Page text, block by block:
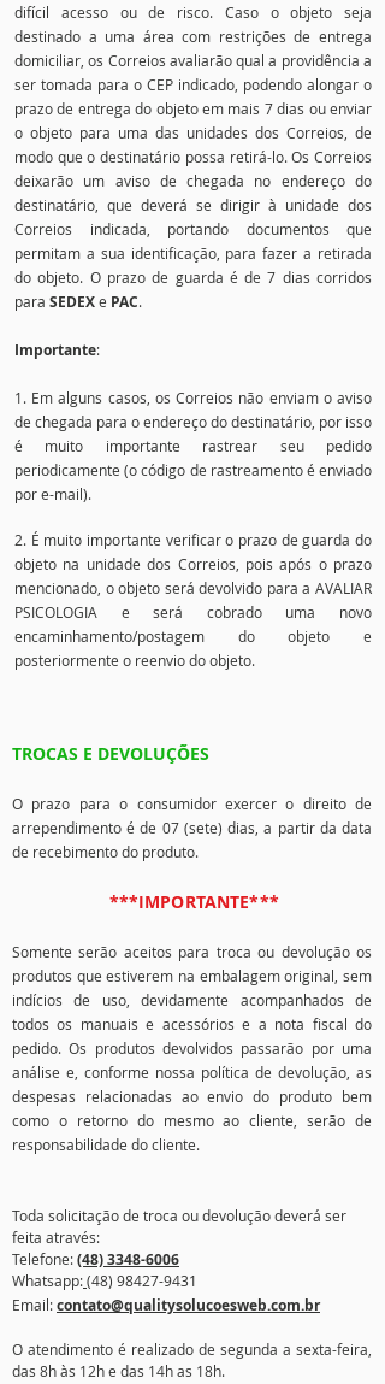
difícil acesso ou de risco. Caso o objeto seja
destinado a uma área com restrições de entrega
domiciliar, os Correios avaliarão qual a providência a
ser tomada para o CEP indicado, podendo alongar o
prazo de entrega do objeto em mais 7 dias ou enviar
o objeto para uma das unidades dos Correios, de
modo que o destinatário possa retirá-lo. Os Correios
deixarão um aviso de chegada no endereço do
destinatário, que deverá se dirigir à unidade dos
Correios indicada, portando documentos que
permitam a sua identificação, para fazer a retirada
do objeto. O prazo de guarda é de 7 dias corridos
para SEDEXe PAC.
Importante:
1. Em alguns casos, os Correios não enviam o aviso
de chegada para o endereço do destinatário, por isso
é muito importante rastrear seu pedido
periodicamente (o código de rastreamento é enviado
por e-mail).
2. É muito importante verificar o prazo de guarda do
objeto na unidade dos Correios, pois após o prazo
mencionado, o objeto será devolvido para a AVALIAR
PSICOLOGIA e será cobrado uma novo
encaminhamento/postagem do objeto e
posteriormente o reenvio do objeto.
TROCAS E DEVOLUÇÕES
O prazo para o consumidor exercer o direito de
arrependimento é de 07 (sete) dias, a partir da data
de recebimento do produto. ​
***IMPORTANTE***
Somente serão aceitos para troca ou devolução os
produtos que estiverem na embalagem original, sem
indícios de uso, devidamente acompanhados de
todos os manuais e acessórios e a nota fiscal do
pedido. Os produtos devolvidos passarão por uma
análise e, conforme nossa política de devolução, as
despesas relacionadas ao envio do produto bem
como o retorno do mesmo ao cliente, serão de
responsabilidade do cliente.
Toda solicitação de troca ou devolução deverá ser
feita através:
Telefone:(48) 3348-6006
Whatsapp:(48) 98427-9431
Email:contato@qualitysolucoesweb.com.br
O atendimento é realizado de segunda a sexta-feira,
das 8h às 12h e das 14h as 18h.